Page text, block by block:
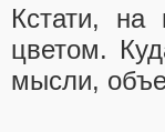
Кстати,
цветом.
мысли,